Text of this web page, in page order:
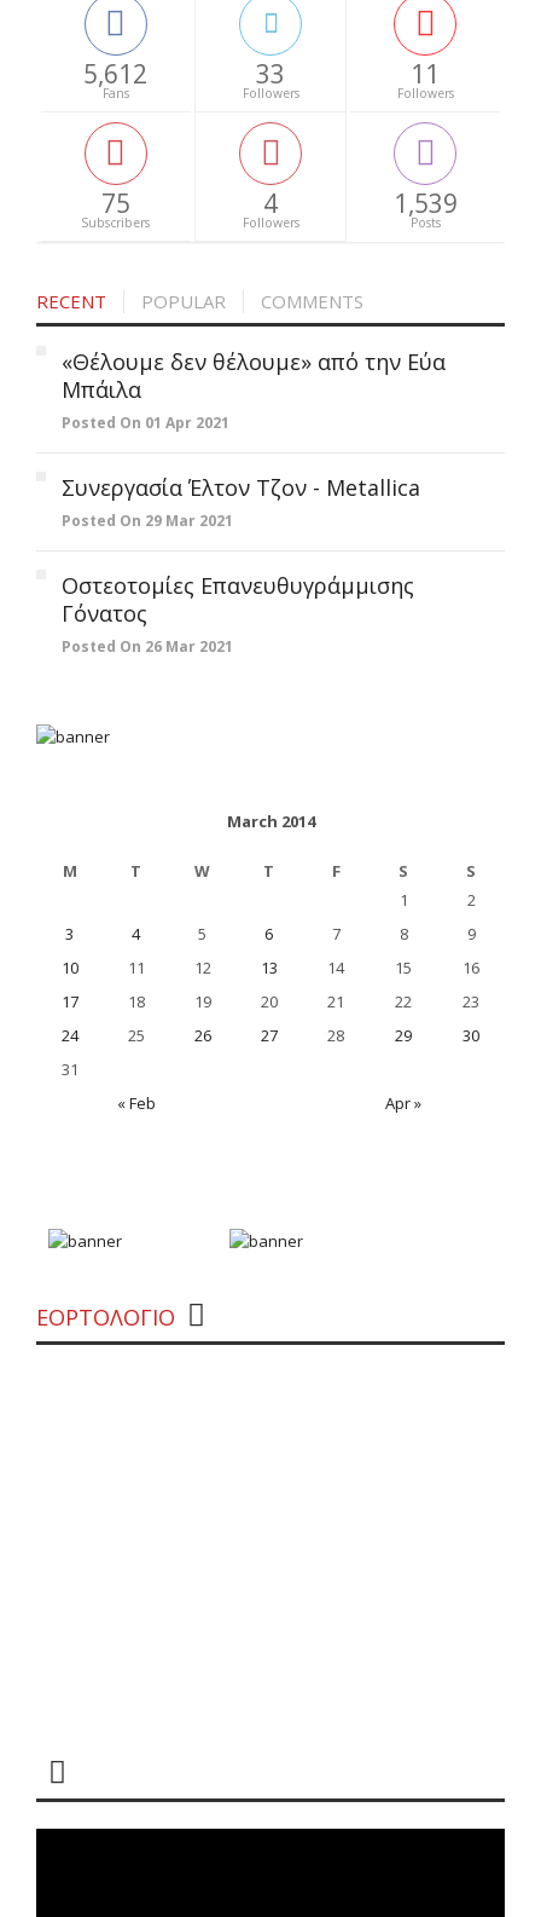
5,612
Fans
33
Followers
11
Followers
75
Subscribers
4
Followers
1,539
Posts
RECENT POPULAR COMMENTS
«Θέλουμε δεν θέλουμε» από την Εύα
Μπάιλα
Posted On 01 Apr 2021
Συνεργασία Έλτον Τζον - Metallica
Posted On 29 Mar 2021
Οστεοτομίες Επανευθυγράμμισης
Γόνατος
Posted On 26 Mar 2021
March 2014
M T W T F S S
« Feb Apr »
1
2
3
4 5 6 7 8
9
10
11 12 13 14 15
16
17
18 19 20 21 22
23
24
25 26 27 28 29
30
31
ΕΟΡΤΟΛΟΓΙΟ